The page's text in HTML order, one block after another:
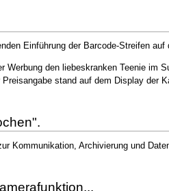
Einführung der Barcode-Streifen
Werbung den liebeskranken Teenie im
stand auf dem Display der
Kommunikation, Archivierung und